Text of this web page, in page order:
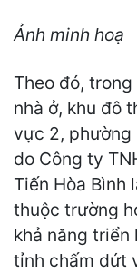
Ảnh minh hoạ
Theo đó,
nhà ở, khu đô
vực 2, phường
do Công ty
Tiến Hòa Bình
thuộc trường
khả năng triển
tỉnh chấm dứt